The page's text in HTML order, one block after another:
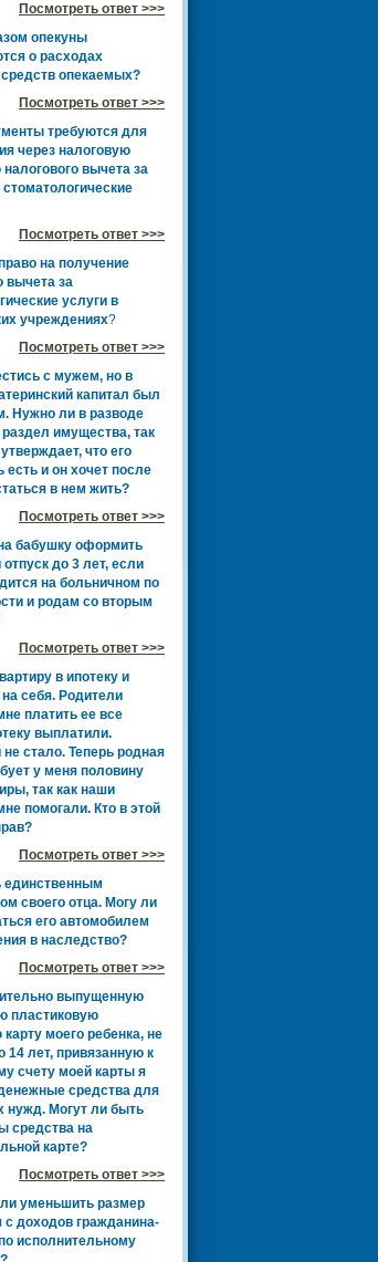
Посмотреть ответ >>>
опекуны
о расходах
опекаемых?
Посмотреть ответ >>>
требуются для
через налоговую
вычета за
Посмотреть ответ >>>
на получение
вычета за
услуги в
учреждениях?
Посмотреть ответ >>>
с мужем, но в
капитал был
Нужно ли в разводе
имущества, так
что его
есть и он хочет после
в нем жить?
Посмотреть ответ >>>
бабушку оформить
до 3 лет, если
на больничном по
и родам со вторым
Посмотреть ответ >>>
в ипотеку и
себя. Родители
платить ее все
выплатили.
стало. Теперь родная
у меня половину
так как наши
помогали. Кто в этой
Посмотреть ответ >>>
своего отца. Могу ли
его автомобилем
в наследство?
Посмотреть ответ >>>
выпущенную
пластиковую
моего ребенка, не
14 лет, привязанную к
счету моей карты я
средства для
нужд. Могут ли быть
средства на
карте?
Посмотреть ответ >>>
уменьшить размер
с доходов гражданина-
исполнительному